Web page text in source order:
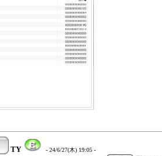
TY - 24/6/27(木) 19:05 -